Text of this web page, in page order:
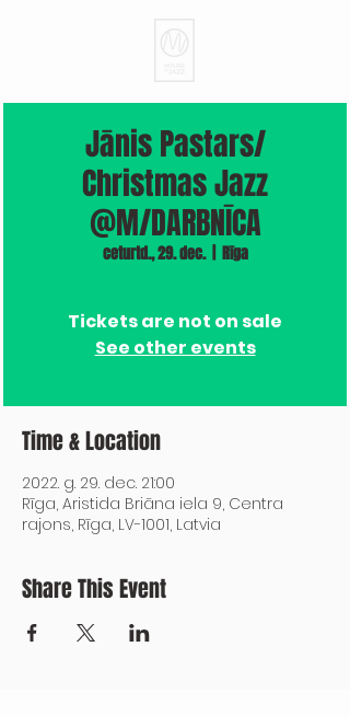
Jānis Pastars/
Christmas Jazz
@M/DARBNĪCA
ceturtd., 29. dec.
  |
Rīga
Tickets are not on sale
See other events
Time & Location
2022. g. 29. dec. 21:00
Rīga, Aristida Briāna iela 9, Centra
rajons, Rīga, LV-1001, Latvia
Share This Event